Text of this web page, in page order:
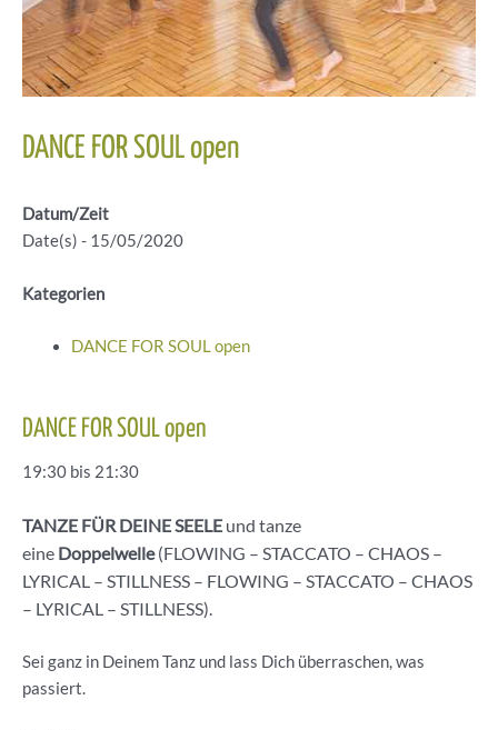
DANCE FOR SOUL open
Datum/Zeit
Date(s) - 15/05/2020
Kategorien
DANCE FOR SOUL open
DANCE FOR SOUL open
19:30 bis 21:30
TANZE FÜR DEINE SEELE und tanze
eine Doppelwelle(FLOWING – STACCATO – CHAOS –
LYRICAL – STILLNESS – FLOWING – STACCATO – CHAOS
– LYRICAL – STILLNESS).
Sei ganz in Deinem Tanz und lass Dich überraschen, was
passiert.